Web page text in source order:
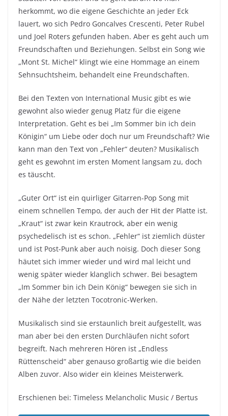
herkommt, wo die eigene Geschichte an jeder Eck
lauert, wo sich Pedro Goncalves Crescenti, Peter Rubel
und Joel Roters gefunden haben. Aber es geht auch um
Freundschaften und Beziehungen. Selbst ein Song wie
„Mont St. Michel“ klingt wie eine Hommage an einem
Sehnsuchtsheim, behandelt eine Freundschaften.
Bei den Texten von International Music gibt es wie
gewohnt also wieder genug Platz für die eigene
Interpretation. Geht es bei „Im Sommer bin ich dein
Königin“ um Liebe oder doch nur um Freundschaft? Wie
kann man den Text von „Fehler“ deuten? Musikalisch
geht es gewohnt im ersten Moment langsam zu, doch
es täuscht.
„Guter Ort“ ist ein quirliger Gitarren-Pop Song mit
einem schnellen Tempo, der auch der Hit der Platte ist.
„Kraut“ ist zwar kein Krautrock, aber ein wenig
psychedelisch ist es schon. „Fehler“ ist ziemlich düster
und ist Post-Punk aber auch noisig. Doch dieser Song
häutet sich immer wieder und wird mal leicht und
wenig später wieder klanglich schwer. Bei besagtem
„Im Sommer bin ich Dein König“ bewegen sie sich in
der Nähe der letzten Tocotronic-Werken.
Musikalisch sind sie erstaunlich breit aufgestellt, was
man aber bei den ersten Durchläufen nicht sofort
begreift. Nach mehreren Hören ist „Endless
Rüttenscheid“ aber genauso großartig wie die beiden
Alben zuvor. Also wider ein kleines Meisterwerk.
Erschienen bei: Timeless Melancholic Music / Bertus